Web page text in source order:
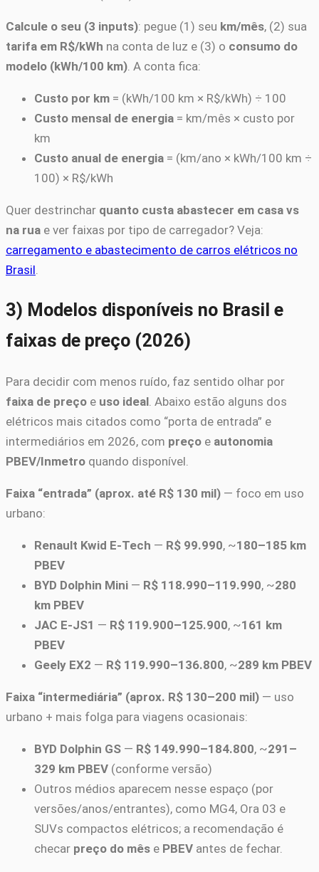
Calcule o seu (3 inputs): pegue (1) seu km/mês, (2) sua
tarifa em R$/kWh na conta de luz e (3) o consumo do
modelo (kWh/100 km). A conta fica:
Custo por km = (kWh/100 km × R$/kWh) ÷ 100
Custo mensal de energia = km/mês × custo por
km
Custo anual de energia = (km/ano × kWh/100 km ÷
100) × R$/kWh
Quer destrinchar quanto custa abastecer em casa vs
na rua e ver faixas por tipo de carregador? Veja:
carregamento e abastecimento de carros elétricos no
Brasil.
3) Modelos disponíveis no Brasil e
faixas de preço (2026)
Para decidir com menos ruído, faz sentido olhar por
faixa de preço e uso ideal . Abaixo estão alguns dos
elétricos mais citados como “porta de entrada” e
intermediários em 2026, com preço e autonomia
PBEV/Inmetro quando disponível.
Faixa “entrada” (aprox. até R$ 130 mil) — foco em uso
urbano:
Renault Kwid E‑Tech — R$ 99.990, ~180–185 km
PBEV
BYD Dolphin Mini — R$ 118.990–119.990, ~280
km PBEV
JAC E‑JS1 — R$ 119.900–125.900, ~161 km
PBEV
Geely EX2 — R$ 119.990–136.800, ~289 km PBEV
Faixa “intermediária” (aprox. R$ 130–200 mil) — uso
urbano + mais folga para viagens ocasionais:
BYD Dolphin GS — R$ 149.990–184.800, ~291–
329 km PBEV (conforme versão)
Outros médios aparecem nesse espaço (por
versões/anos/entrantes), como MG4, Ora 03 e
SUVs compactos elétricos; a recomendação é
checar preço do mês e PBEV antes de fechar.